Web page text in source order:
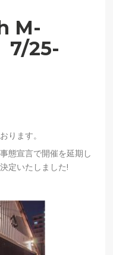
M-
7/25-
ります。
態宣言で開催を延期し
定いたしました!